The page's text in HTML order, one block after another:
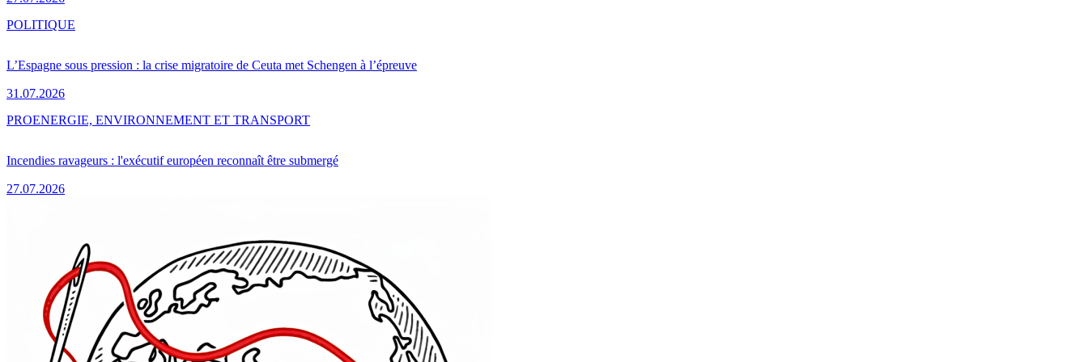
L’Espagne sous pression : la crise migratoire de Ceuta met Schengen à l’épreuve
31.07.2026
POLITIQUE
Incendies ravageurs : l'exécutif européen reconnaît être submergé
27.07.2026
PROENERGIE, ENVIRONNEMENT ET TRANSPORT